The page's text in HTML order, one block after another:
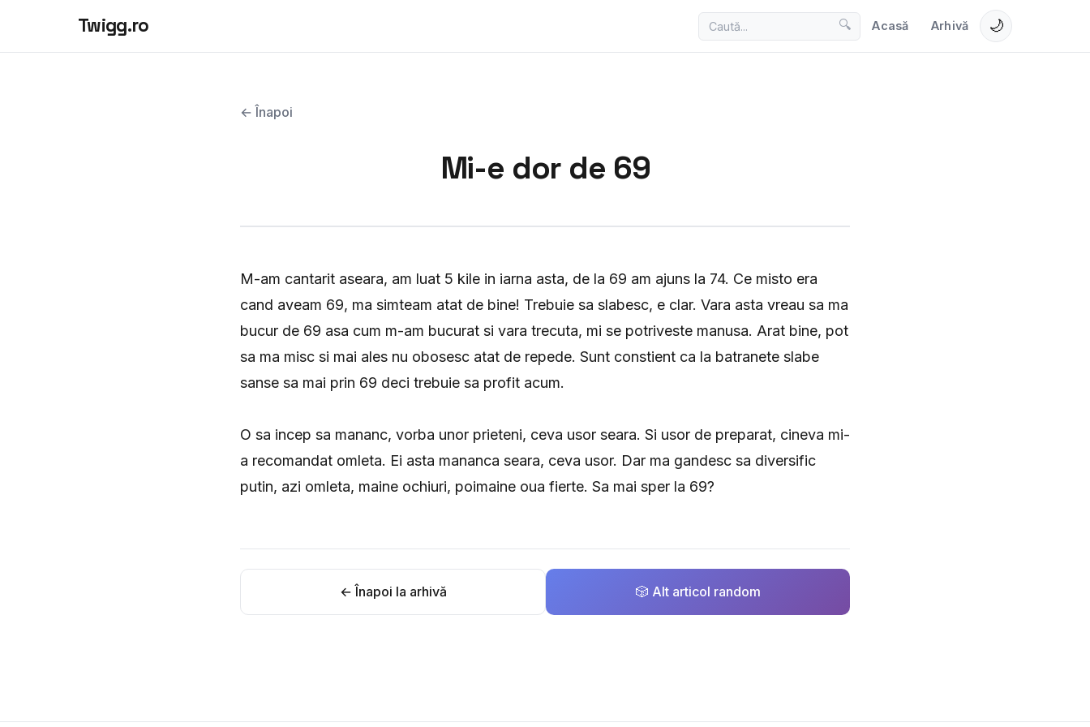
Twigg.ro 🔍 Acasă Arhivă 🌙
← Înapoi
Mi-e dor de 69
M-am cantarit aseara, am luat 5 kile in iarna asta, de la 69 am ajuns la 74. Ce misto era
cand aveam 69, ma simteam atat de bine! Trebuie sa slabesc, e clar. Vara asta vreau sa ma
bucur de 69 asa cum m-am bucurat si vara trecuta, mi se potriveste manusa. Arat bine, pot
sa ma misc si mai ales nu obosesc atat de repede. Sunt constient ca la batranete slabe
sanse sa mai prin 69 deci trebuie sa profit acum.
O sa incep sa mananc, vorba unor prieteni, ceva usor seara. Si usor de preparat, cineva mi-
a recomandat omleta. Ei asta mananca seara, ceva usor. Dar ma gandesc sa diversific
putin, azi omleta, maine ochiuri, poimaine oua fierte. Sa mai sper la 69?
← Înapoi la arhivă 🎲 Alt articol random